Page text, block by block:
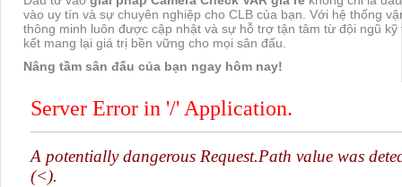
vào uy tín và sự chuyên nghiệp cho CLB của bạn. Với hệ thống
thông minh luôn được cập nhật và sự hỗ trợ tận tâm từ đội ngũ kỹ
kết mang lại giá trị bền vững cho mọi sân đấu.
Nâng tầm sân đấu của bạn ngay hôm nay!